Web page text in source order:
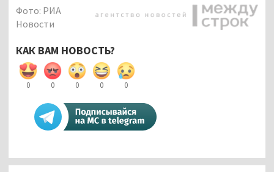
Фото: РИА
Новости
КАК ВАМ НОВОСТЬ?
0 0 0 0 0